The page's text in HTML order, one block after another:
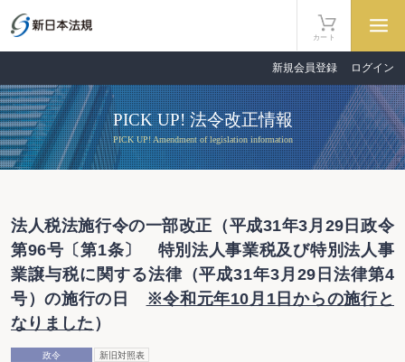
カート
新規会員登録 ログイン
PICK UP! 法令改正情報
PICK UP! Amendment of legislation information
法人税法施行令の一部改正（平成31年3月29日政令
第96号〔第1条〕 特別法人事業税及び特別法人事
業譲与税に関する法律（平成31年3月29日法律第4
号）の施行の日
※令和元年10月1日からの施行と
なりました ）
政令
新旧対照表